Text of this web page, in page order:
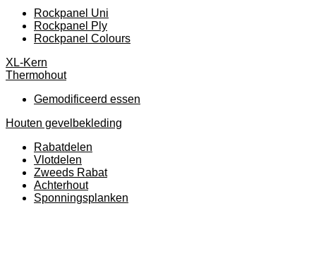
Rockpanel Uni
Rockpanel Ply
Rockpanel Colours
XL-Kern
Thermohout
Gemodificeerd essen
Houten gevelbekleding
Rabatdelen
Vlotdelen
Zweeds Rabat
Achterhout
Sponningsplanken